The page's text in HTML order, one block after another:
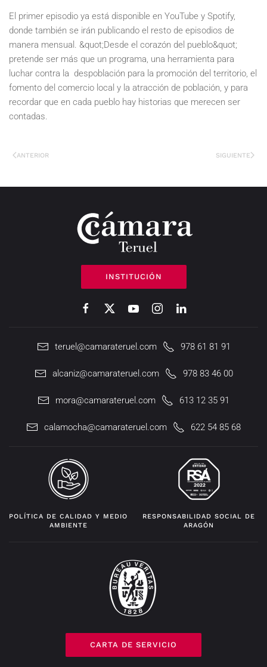
El primer episodio ya está disponible en YouTube y Spotify,
donde también se irán publicando el resto de episodios de
manera mensual. &quot;Desde el corazón del pueblo&quot;
pretende ser más que un programa, una herramienta para
luchar contra la despoblación para la promoción del territorio, el
fomento del comercio local y la atracción de población, y para
recordar que en cada pueblo hay historias que merecen ser
contadas.
ANTERIOR SIGUIENTE
INSTITUCIÓN
teruel@camarateruel.com 978 61 81 91
alcaniz@camarateruel.com 978 83 46 00
mora@camarateruel.com 613 12 35 91
calamocha@camarateruel.com 622 54 85 68
POLÍTICA DE CALIDAD Y MEDIO
AMBIENTE
RESPONSABILIDAD SOCIAL DE
ARAGÓN
CARTA DE SERVICIO